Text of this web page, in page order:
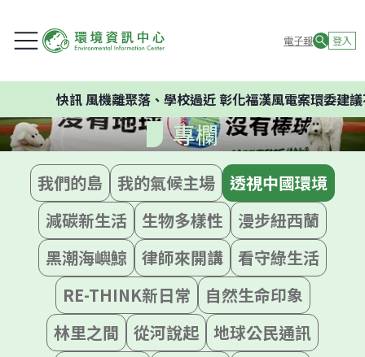
電子報 登入
風機離聚落、學校過近 彰化福漢風電案環委建議不應
專欄
我們的島 我的氣候主場
透視中國環境
減碳新生活
生物多樣性
漫步紐西蘭
黑潮海嶼鯨
律師來開講
看守綠生活
RE-THINK新日常
自然生命印象
林里之間
從河說起
地球公民通訊